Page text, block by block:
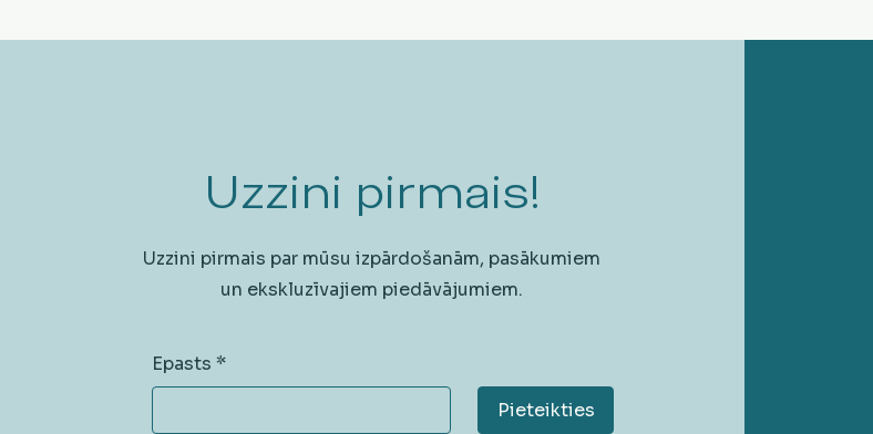
Uzzini pirmais!
Uzzini pirmais par mūsu izpārdošanām, pasākumiem
un ekskluzīvajiem piedāvājumiem.
Epasts *
Pieteikties